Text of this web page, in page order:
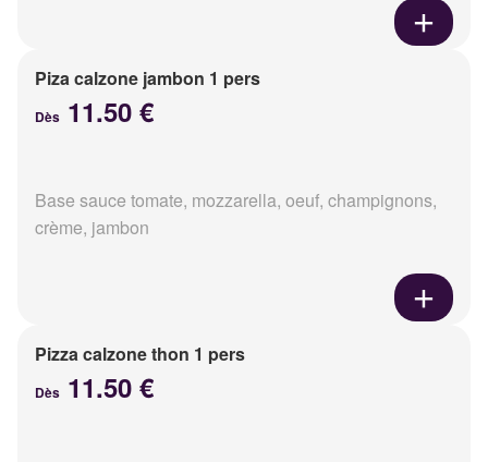
Piza calzone jambon 1 pers
Dès 11.50 €
Base sauce tomate, mozzarella, oeuf, champignons,
crème, jambon
Pizza calzone thon 1 pers
Dès 11.50 €